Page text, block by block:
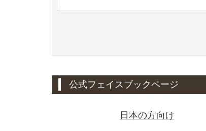
公式フェイスブックページ
日本の方向け